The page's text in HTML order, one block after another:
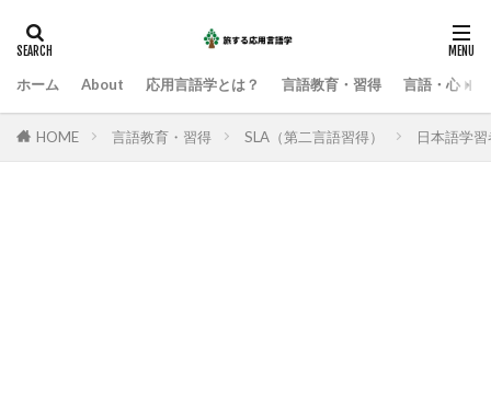
ホーム About 応用言語学とは？ 言語教育・習得 言語・心・
HOME 言語教育・習得 SLA（第二言語習得） 日本語学